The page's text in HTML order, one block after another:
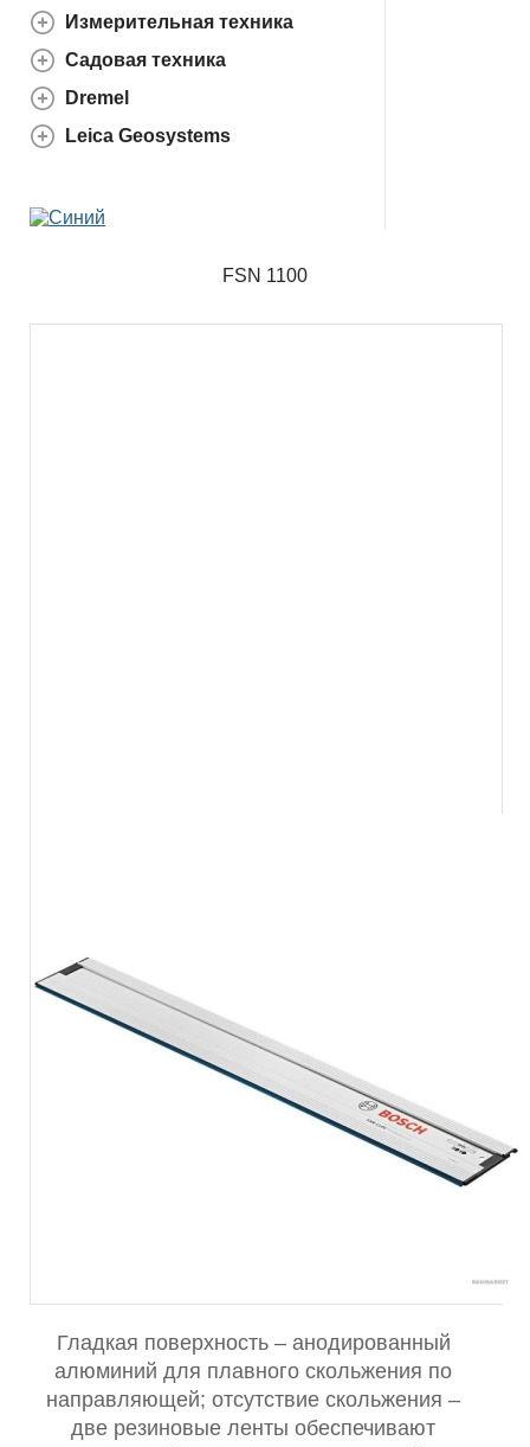
Измерительная техника
Садовая техника
Dremel
Leica Geosystems
FSN 1100
Гладкая поверхность – анодированный
алюминий для плавного скольжения по
направляющей; отсутствие скольжения –
две резиновые ленты обеспечивают